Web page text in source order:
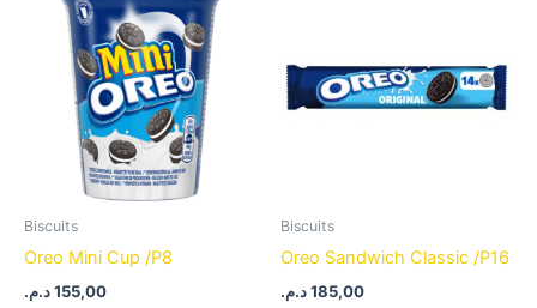
Biscuits
Oreo Mini Cup /P8
155,00د.م.
Biscuits
Oreo Sandwich Classic /P16
185,00د.م.